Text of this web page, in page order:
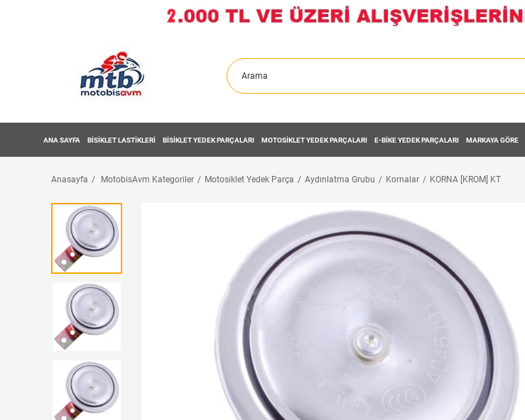
ANA SAYFA BİSİKLET LASTİKLERİ BİSİKLET YEDEK PARÇALARI MOTOSİKLET YEDEK PARÇALARI E-BİKE YEDEK PARÇALARI MARKAYA GÖRE
Anasayfa MotobisAvm Kategoriler Motosiklet Yedek Parça Aydınlatma Grubu Kornalar KORNA [KROM] KT